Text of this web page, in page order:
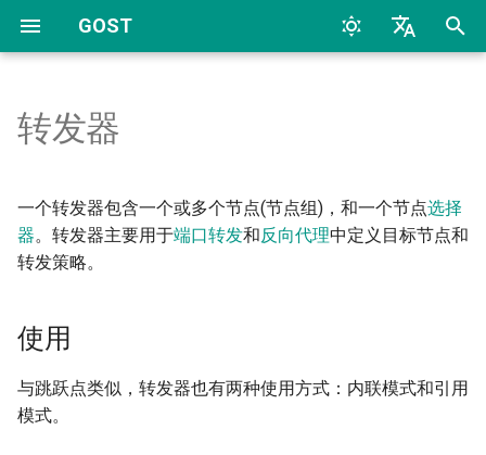
GOST
y
p
t
o
t
a
r
快速开始
配置概述
常见问题
使用
内链模式
引用模式
选择流程
协议
HTTP
WebAPI 动态配置
TLS设置
反向代理
配置
配置文件
监听器(Listeners) UDP
处理器(Handlers)
HTTP2
UDP
HTTP2
Archive
2024
Categories Bypass
转发器
一个转发器包含一个或多个节点(节点组)，和一个节点选择
器。转发器主要用于端口转发和反向代理中定义目标节点和
转发策略。
使用
与跳跃点类似，转发器也有两种使用方式：内联模式和引用
模式。